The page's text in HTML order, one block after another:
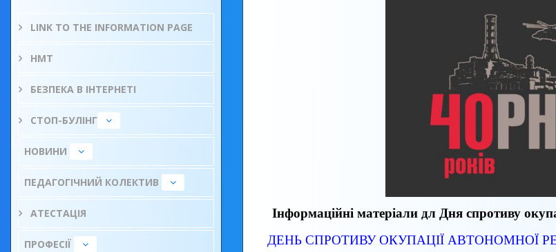
LINK TO THE INFORMATION PAGE
НМТ
БЕЗПЕКА В ІНТЕРНЕТІ
СТОП-БУЛІНГ
НОВИНИ
ПЕДАГОГІЧНИЙ КОЛЕКТИВ
АТЕСТАЦІЯ
ПРОФЕСІЇ
Інформаційні матеріали дл Дня спротиву
ДЕНЬ СПРОТИВУ ОКУПАЦІЇ АВТОНОМНОЇ